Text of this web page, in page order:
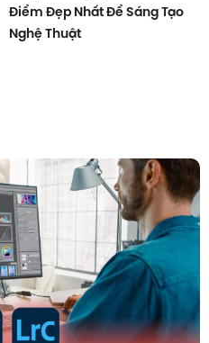
Điểm Đẹp Nhất Để Sáng Tạo
Nghệ Thuật